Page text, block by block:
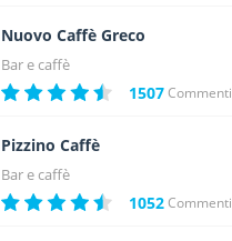
Nuovo Caffè Greco
Bar e caffè
1507Commenti
Pizzino Caffè
Bar e caffè
1052Commenti